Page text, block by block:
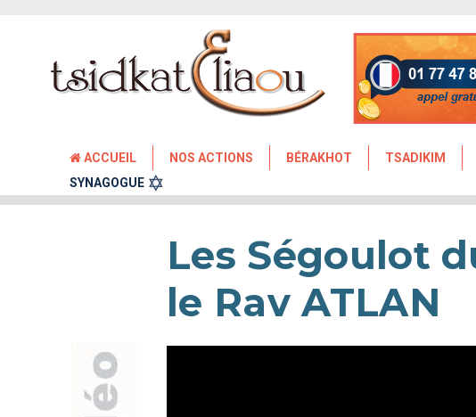
ACCUEIL NOS ACTIONS BÉRAKHOT TSADIKIM
SYNAGOGUE
Les Ségoulot
le Rav ATLAN